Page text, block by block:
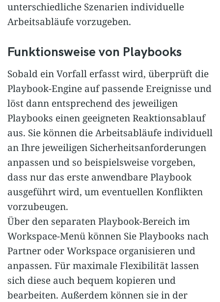
unterschiedliche Szenarien individuelle
Arbeitsabläufe vorzugeben.
Funktionsweise von Playbooks
Sobald ein Vorfall erfasst wird, überprüft die
Playbook-Engine auf passende Ereignisse und
löst dann entsprechend des jeweiligen
Playbooks einen geeigneten Reaktionsablauf
aus. Sie können die Arbeitsabläufe individuell
an Ihre jeweiligen Sicherheitsanforderungen
anpassen und so beispielsweise vorgeben,
dass nur das erste anwendbare Playbook
ausgeführt wird, um eventuellen Konflikten
vorzubeugen.
Über den separaten Playbook-Bereich im
Workspace-Menü können Sie Playbooks nach
Partner oder Workspace organisieren und
anpassen. Für maximale Flexibilität lassen
sich diese auch bequem kopieren und
bearbeiten. Außerdem können sie in der